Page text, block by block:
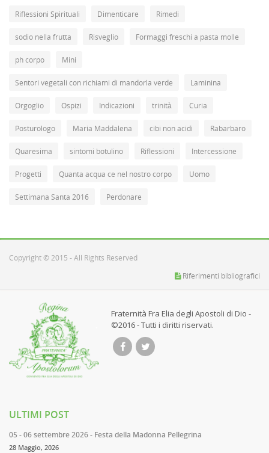
Riflessioni Spirituali Dimenticare Rimedi
sodio nella frutta Risveglio Formaggi freschi a pasta molle
ph corpo Mini
Sentori vegetali con richiami di mandorla verde Laminina
Orgoglio Ospizi Indicazioni trinità Curia
Posturologo Maria Maddalena cibi non acidi Rabarbaro
Quaresima sintomi botulino Riflessioni Intercessione
Progetti Quanta acqua ce nel nostro corpo Uomo
Settimana Santa 2016 Perdonare
Copyright © 2015 - All Rights Reserved
Riferimenti bibliografici
Fraternità Fra Elia degli Apostoli di Dio -
©2016 - Tutti i diritti riservati.
ULTIMI POST
05 - 06 settembre 2026 - Festa della Madonna Pellegrina
28 Maggio, 2026